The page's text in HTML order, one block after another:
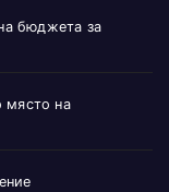
бюджета за
място на